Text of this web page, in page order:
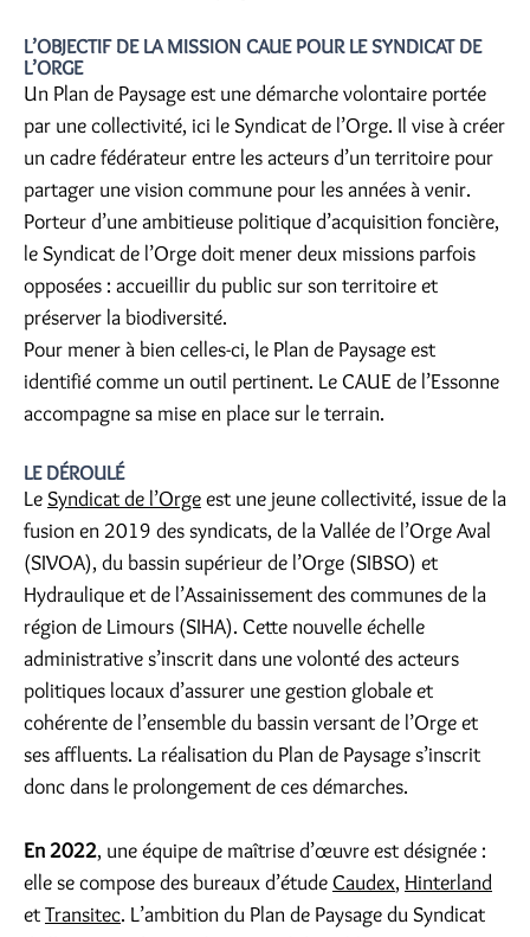
L’OBJECTIF DE LA MISSION CAUE POUR LE SYNDICAT DE
L’ORGE
Un Plan de Paysage est une démarche volontaire portée
par une collectivité, ici le Syndicat de l’Orge. Il vise à créer
un cadre fédérateur entre les acteurs d’un territoire pour
partager une vision commune pour les années à venir.
Porteur d’une ambitieuse politique d’acquisition foncière,
le Syndicat de l’Orge doit mener deux missions parfois
opposées : accueillir du public sur son territoire et
préserver la biodiversité.
Pour mener à bien celles-ci, le Plan de Paysage est
identifié comme un outil pertinent. Le CAUE de l’Essonne
accompagne sa mise en place sur le terrain.
LE DÉROULÉ
LeSyndicat de l’Orgeest une jeune collectivité, issue de la
fusion en 2019 des syndicats, de la Vallée de l’Orge Aval
(SIVOA), du bassin supérieur de l’Orge (SIBSO) et
Hydraulique et de l’Assainissement des communes de la
région de Limours (SIHA). Cette nouvelle échelle
administrative s’inscrit dans une volonté des acteurs
politiques locaux d’assurer une gestion globale et
cohérente de l’ensemble du bassin versant de l’Orge et
ses affluents. La réalisation du Plan de Paysage s’inscrit
donc dans le prolongement de ces démarches.
En 2022, une équipe de maîtrise d’œuvre est désignée :
elle se compose des bureaux d’étude Caudex, Hinterland
etTransitec. L’ambition du Plan de Paysage du Syndicat